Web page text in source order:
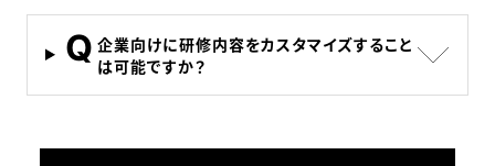
Q 企業向けに研修内容をカスタマイズすること
は可能ですか？